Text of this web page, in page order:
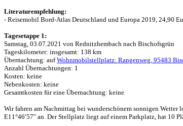
Literaturempfehlung:
- Reisemobil Bord-Atlas Deutschland und Europa 2019, 24,90
Tagesetappe 1:
Samstag, 03.07.2021 von Rednitzhembach nach Bischofsgrün
Tageskilometer: insgesamt: 138 km
Übernachtung: aufWohnmobilstellplatz: Rangenweg, 95483
Anzahl Übernachtungen: 1
Kosten: keine
Nebenkosten: keine
Gesamtkosten für eine Übernachtung: keine
Wir fahren am Nachmittag bei wunderschönem sonnigen Wetter
E11°46′57″ an. Der Stellplatz liegt auf einem Parkplatz, hat 10